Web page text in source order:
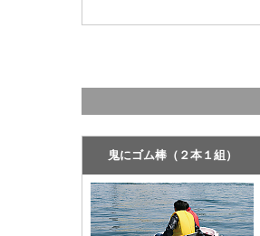
鬼にゴム棒（２本１組）